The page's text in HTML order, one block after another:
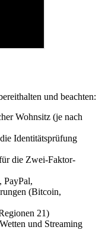
und beachten:
Wohnsitz (je nach
Identitätsprüfung
die Zwei-Faktor-
PayPal,
(Bitcoin,
21)
und Streaming